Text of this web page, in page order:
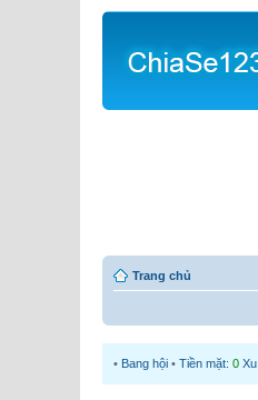
Trang chủ
• Bang hội • Tiền mặt: 0 Xu